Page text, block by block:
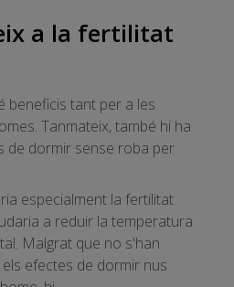
a la fertilitat
beneficis tant per a les
Tanmateix, també hi ha
de dormir sense roba per
especialment la fertilitat
a reduir la temperatura
Malgrat que no s'han
efectes de dormir nus